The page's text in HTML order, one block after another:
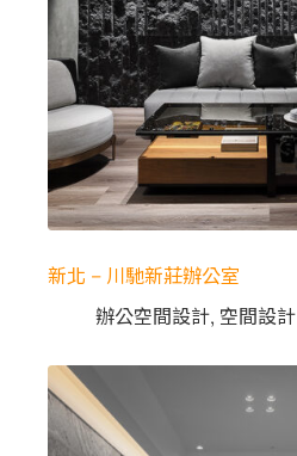
新北 – 川馳新莊辦公室
辦公空間設計, 空間設計